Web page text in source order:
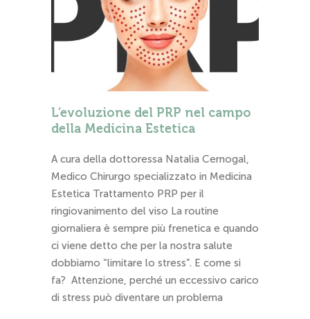
L’evoluzione del PRP nel campo
della Medicina Estetica
A cura della dottoressa Natalia Cernogal,
Medico Chirurgo specializzato in Medicina
Estetica Trattamento PRP per il
ringiovanimento del viso La routine
giornaliera è sempre più frenetica e quando
ci viene detto che per la nostra salute
dobbiamo “limitare lo stress”. E come si
fa? Attenzione, perché un eccessivo carico
di stress può diventare un problema